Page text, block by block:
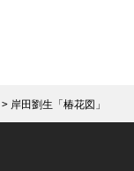
> 岸田劉生「椿花図」